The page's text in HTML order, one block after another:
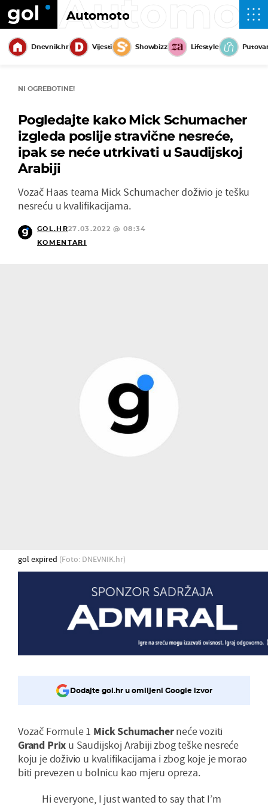
Automoto
Dnevnik.hr Vijesti Showbizz Lifestyle
NI OGREBOTINE!
Pogledajte kako Mick Schumacher
izgleda poslije stravične nesreće,
ipak se neće utrkivati u Saudijskoj
Arabiji
Vozač Haas teama Mick Schumacher doživio je tešku
nesreću u kvalifikacijama.
GOL.HR27.03.2022 @ 08:34
KOMENTARI
gol expired (Foto: DNEVNIK.hr)
Dodajte gol.hr u omiljeni Google izvor
Vozač Formule 1 MickSchumacherneće voziti
Grand Prix u Saudijskoj Arabiji zbog teške nesreće
koju je doživio u kvalifikacijama i zbog koje je morao
biti prevezen u bolnicu kao mjeru opreza.
Hi everyone, I just wanted to say that I’m